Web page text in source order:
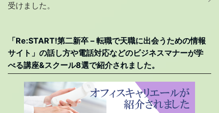
受けました。
「Re:START!第二新卒 – 転職で天職に出会うための情報
サイト」の話し方や電話対応などのビジネスマナーが学
べる講座&スクール8選で紹介されました。